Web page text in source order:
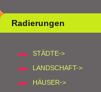
Radierungen
STÄDTE->
LANDSCHAFT->
HÄUSER->